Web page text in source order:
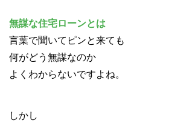
無謀な住宅ローンとは
言葉で聞いてピンと来ても
何がどう無謀なのか
よくわからないですよね。
しかし